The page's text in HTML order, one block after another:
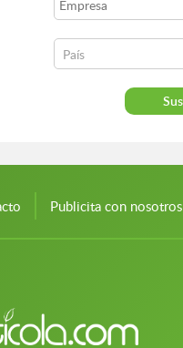
Publicita con nosotros